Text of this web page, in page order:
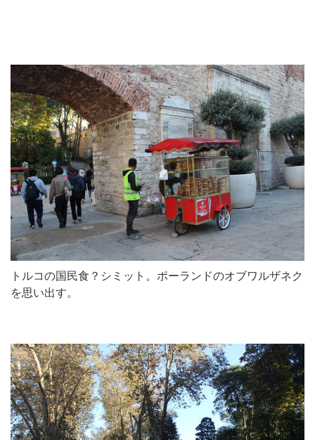
トルコの国民食？シミット。ポーランドのオブワルザネク
を思い出す。